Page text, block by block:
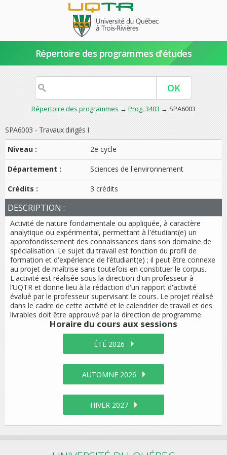
Répertoire des programmes d'études
Répertoire des programmes → Prog. 3403 → SPA6003
SPA6003 - Travaux dirigés I
Niveau :
2e cycle
Département : Sciences de l'environnement
Crédits : 3 crédits
DESCRIPTION :
Activité de nature fondamentale ou appliquée, à caractère
analytique ou expérimental, permettant à l'étudiant(e) un
approfondissement des connaissances dans son domaine de
spécialisation. Le sujet du travail est fonction du profil de
formation et d'expérience de l’étudiant(e) ; il peut être connexe
au projet de maîtrise sans toutefois en constituer le corpus.
L'activité est réalisée sous la direction d'un professeur à
l’UQTR et donne lieu à la rédaction d'un rapport d'activité
évalué par le professeur supervisant le cours. Le projet réalisé
dans le cadre de cette activité et le calendrier de travail et des
livrables doit être approuvé par la direction de programme.
Horaire du cours aux sessions
ÉTÉ 2026
AUTOMNE 2026
HIVER 2027